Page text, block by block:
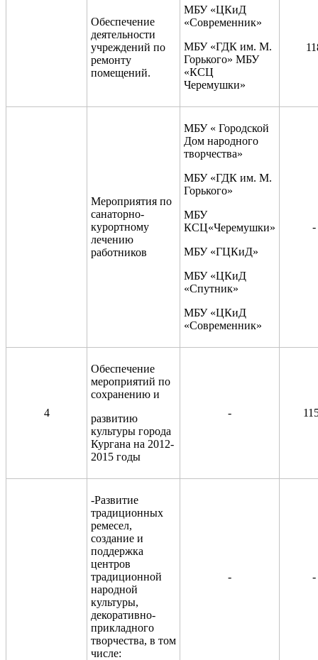
Обеспечение
деятельности
учреждений по
ремонту
помещений.
МБУ «ЦКиД
«Современник»
МБУ «ГДК им. М.
Горького» МБУ
«КСЦ
Черемушки»
Мероприятия по
санаторно-
курортному
лечению
работников
МБУ « Городской
Дом народного
творчества»
МБУ «ГДК им. М.
Горького»
МБУ
КСЦ«Черемушки»
МБУ «ГЦКиД»
МБУ «ЦКиД
«Спутник»
МБУ «ЦКиД
«Современник»
-
4
Обеспечение
мероприятий по
сохранению и
развитию
культуры города
Кургана на 2012-
2015 годы
-
-Развитие
традиционных
ремесел,
создание и
поддержка
центров
традиционной
народной
культуры,
декоративно-
прикладного
творчества, в том
числе:
- -